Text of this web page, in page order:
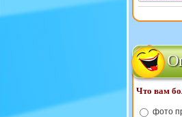
Что вам
фото